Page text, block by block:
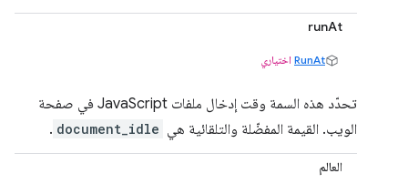
runAt
RunAt اختياري
تحدّد هذه السمة وقت إدخال ملفات JavaScript في صفحة
الويب. القيمة المفضّلة والتلقائية هي document_idle
.
العالم